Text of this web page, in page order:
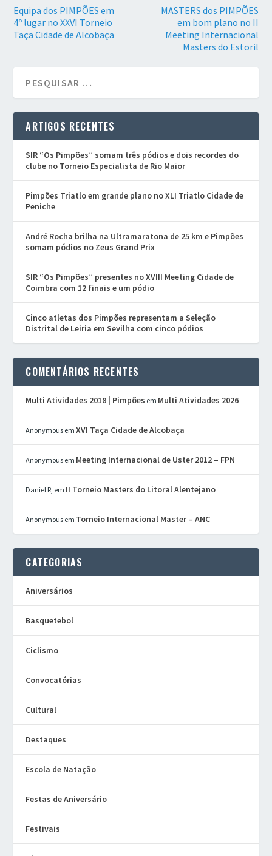
Equipa dos PIMPÕES em
4º lugar no XXVI Torneio
Taça Cidade de Alcobaça
MASTERS dos PIMPÕES
em bom plano no II
Meeting Internacional
Masters do Estoril
ARTIGOS RECENTES
SIR “Os Pimpões” somam três pódios e dois recordes do
clube no Torneio Especialista de Rio Maior
Pimpões Triatlo em grande plano no XLI Triatlo Cidade de
Peniche
André Rocha brilha na Ultramaratona de 25 km e Pimpões
somam pódios no Zeus Grand Prix
SIR “Os Pimpões” presentes no XVIII Meeting Cidade de
Coimbra com 12 finais e um pódio
Cinco atletas dos Pimpões representam a Seleção
Distrital de Leiria em Sevilha com cinco pódios
COMENTÁRIOS RECENTES
Multi Atividades 2018 | Pimpões em Multi Atividades 2026
Anonymous emXVI Taça Cidade de Alcobaça
Anonymous em Meeting Internacional de Uster 2012 – FPN
Daniel R, em II Torneio Masters do Litoral Alentejano
Anonymous em Torneio Internacional Master – ANC
CATEGORIAS
Aniversários
Basquetebol
Ciclismo
Convocatórias
Cultural
Destaques
Escola de Natação
Festas de Aniversário
Festivais